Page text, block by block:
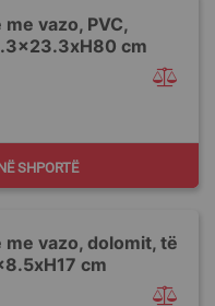
vazo, PVC,
cm
SHPORTË
vazo, dolomit, të
cm